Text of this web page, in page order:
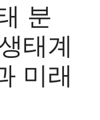
분
태계
미래